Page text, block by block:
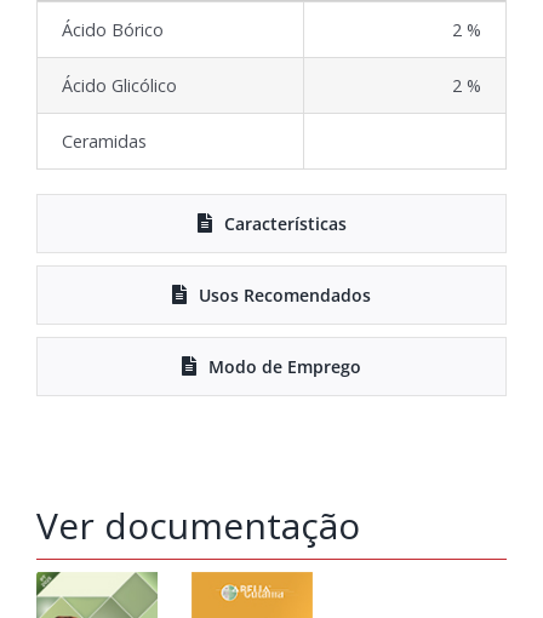
Ácido Bórico 2 %
Ácido Glicólico 2 %
Ceramidas
Características
Usos Recomendados
Modo de Emprego
Ver documentação